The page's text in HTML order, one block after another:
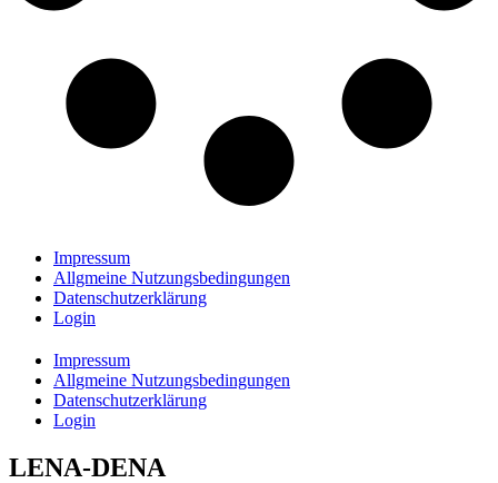
Impressum
Allgmeine Nutzungsbedingungen
Datenschutzerklärung
Login
Impressum
Allgmeine Nutzungsbedingungen
Datenschutzerklärung
Login
LENA-DENA